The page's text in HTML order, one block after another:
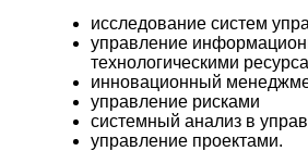
исследование систем
управление
технологическими
инновационный
управление рисками
системный анализ в
управление проектами.